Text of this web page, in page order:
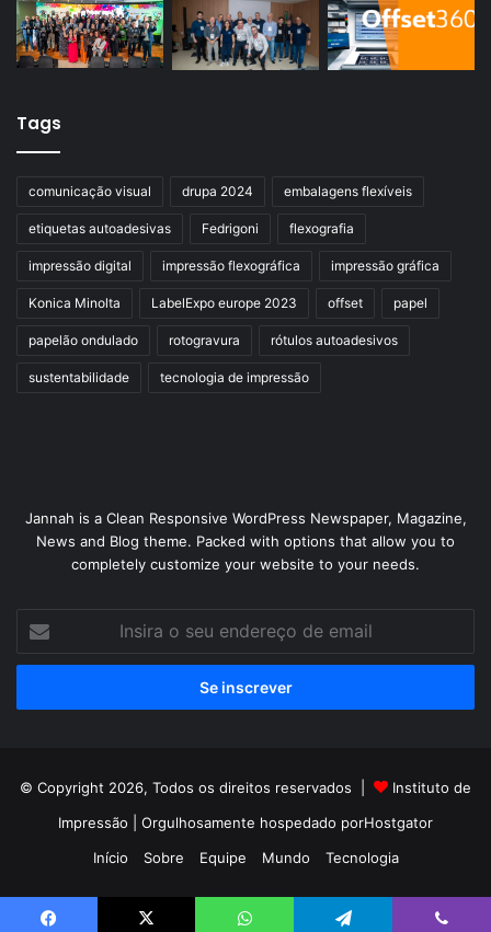
Tags
comunicação visual drupa 2024 embalagens flexíveis
etiquetas autoadesivas Fedrigoni flexografia
impressão digital impressão flexográfica impressão gráfica
Konica Minolta LabelExpo europe 2023 offset papel
papelão ondulado rotogravura rótulos autoadesivos
sustentabilidade tecnologia de impressão
Jannah is a Clean Responsive WordPress Newspaper, Magazine,
News and Blog theme. Packed with options that allow you to
completely customize your website to your needs.
seu
de
© Copyright 2026, Todos os direitos reservados |
Instituto de
Impressão | Orgulhosamente hospedado porHostgator
Início
Sobre Equipe Mundo Tecnologia